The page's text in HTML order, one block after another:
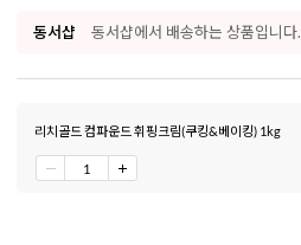
동서샵 동서샵에서 배송하는 상품입니다.
리치골드 컴파운드 휘핑크림(쿠킹&베이킹) 1kg